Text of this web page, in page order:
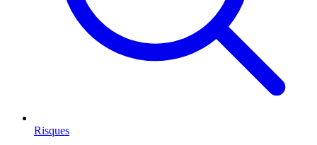
Risques